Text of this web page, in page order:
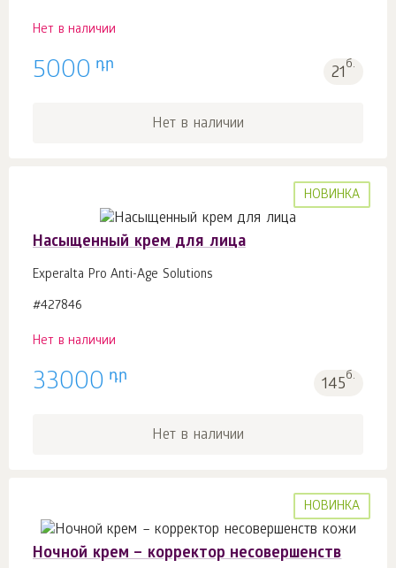
Нет в наличии
5000 դր 21б.
Нет в наличии
НОВИНКА
Насыщенный крем для лица
Experalta Pro Anti-Age Solutions
#427846
Нет в наличии
33000 դր 145б.
Нет в наличии
НОВИНКА
Ночной крем – корректор несовершенств